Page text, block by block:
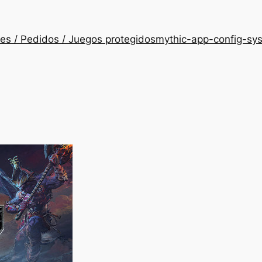
/ Pedidos / Juegos protegidosmythic-app-config-